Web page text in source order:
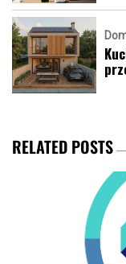
RELATED POSTS